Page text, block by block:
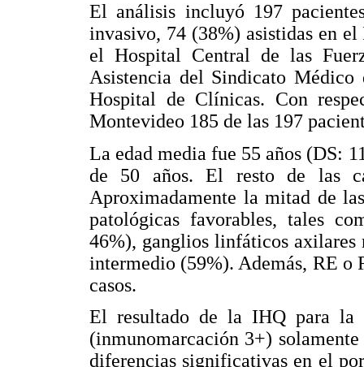
El análisis incluyó 197
invasivo, 74 (38%) asistidas en
el Hospital Central de las
Asistencia del Sindicato
Hospital de Clínicas. Con
Montevideo 185 de las 197
La edad media fue 55 años (DS:
de 50 años. El resto de las
Aproximadamente la mitad de
patológicas favorables, tales
46%), ganglios linfáticos
intermedio (59%). Además, RE o
casos.
El resultado de la IHQ para la
(inmunomarcación 3+)
diferencias significativas en el